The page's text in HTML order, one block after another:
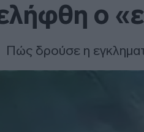
ο
Πώς δρούσε η